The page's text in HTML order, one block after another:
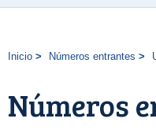
Inicio Números entrantes
Números